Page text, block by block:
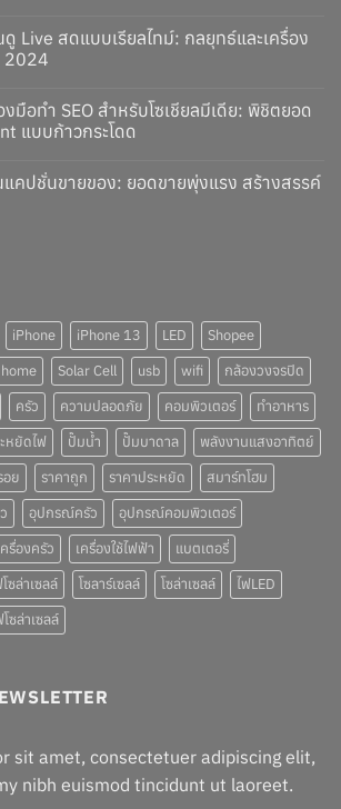
Live สดแบบเรียลไทม์: กลยุทธ์และเครื่อง
2024
มือทำ SEO สำหรับโซเชียลมีเดีย: พิชิตยอด
แบบก้าวกระโดด
แคปชั่นขายของ: ยอดขายพุ่งแรง สร้างสรรค์
iPhone iPhone 13 LED
Shopee
Solar Cell usb wifi
กล้องวงจรปิด
ครัว ความปลอดภัย คอมพิวเตอร์
ทำอาหาร
หยัดไฟ ปั๊มน้ำ ปั๊มบาดาล
พลังงานแสงอาทิตย์
ย ราคาถูก ราคาประหยัด
สมาร์ทโฮม
อุปกรณ์ครัว
อุปกรณ์คอมพิวเตอร์
ครื่องครัว เครื่องใช้ไฟฟ้า
แบตเตอรี่
ซล่าเซลล์ โซลาร์เซลล์ โซล่าเซลล์
ไฟLED
โซล่าเซลล์
sit amet, consectetuer adipiscing elit,
nibh euismod tincidunt ut laoreet.